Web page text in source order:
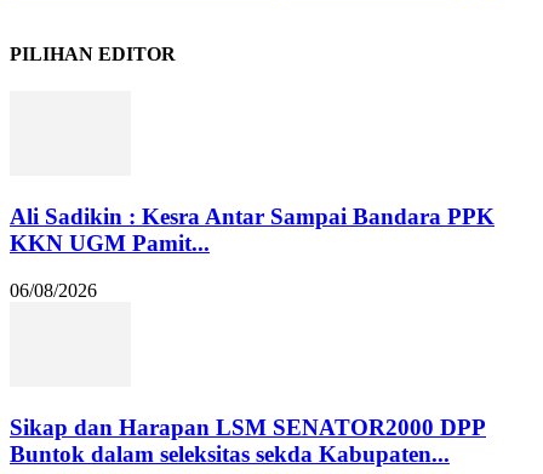
PILIHAN EDITOR
Ali Sadikin : Kesra Antar Sampai Bandara PPK
KKN UGM Pamit...
06/08/2026
Sikap dan Harapan LSM SENATOR2000 DPP
Buntok dalam seleksitas sekda Kabupaten...